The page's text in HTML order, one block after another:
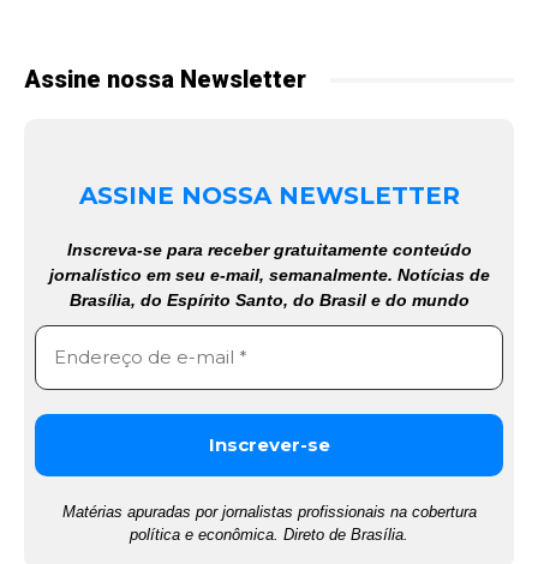
Assine nossa Newsletter
ASSINE NOSSA NEWSLETTER
Inscreva-se para receber gratuitamente conteúdo
jornalístico em seu e-mail, semanalmente. Notícias de
Brasília, do Espírito Santo, do Brasil e do mundo
Matérias apuradas por jornalistas profissionais na cobertura
política e econômica. Direto de Brasília.